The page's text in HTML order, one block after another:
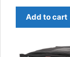
Add to cart